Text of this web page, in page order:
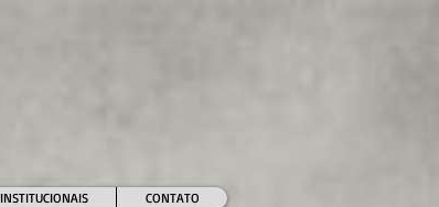
INSTITUCIONAIS CONTATO